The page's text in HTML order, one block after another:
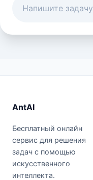
AntAI
Бесплатный онлайн
сервис для решения
задач с помощью
искусственного
интеллекта.